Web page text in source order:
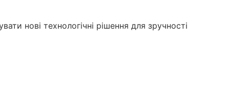
нові технологічні рішення для зручності